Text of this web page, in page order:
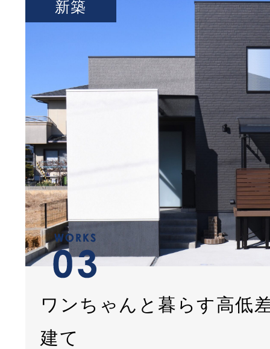
ワンちゃんと暮らす高低
建て
新築